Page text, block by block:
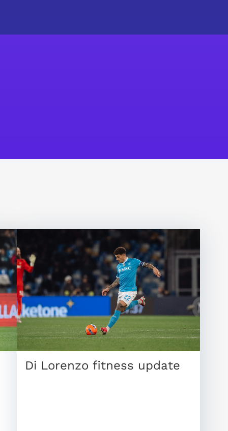
Di Lorenzo fitness update